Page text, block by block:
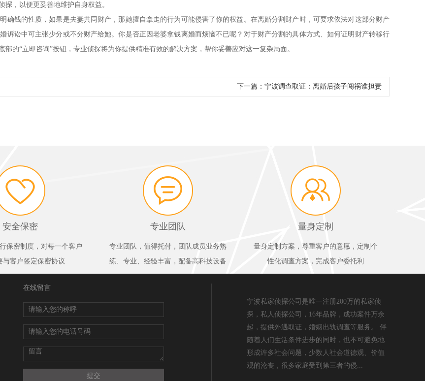
，以便更妥善地维护自身权益。
确钱的性质，如果是夫妻共同财产，那她擅自拿走的行为可能侵害了你的权益。在离婚分割财产时，可要求依法对这部分财产
诉讼中可主张少分或不分财产给她。你是否正因老婆拿钱离婚而烦恼不已呢？对于财产分割的具体方式、如何证明财产转移行
的“立即咨询”按钮，专业侦探将为你提供精准有效的解决方案，帮你妥善应对这一复杂局面。
下一篇： 宁波调查取证：离婚后孩子闯祸谁担责
安全保密
保密制度，对每一个客户
与客户签定保密协议
专业团队
专业团队，值得托付，团队成员业务熟
练、专业、经验丰富，配备高科技设备
量身定制
量身定制方案，尊重客户的意愿，定制个
性化调查方案，完成客户委托利
在线留言
宁波私家侦探公司是唯一注册200万的私家侦
探，私人侦探公司，16年品牌，成功案件万余
起，提供外遇取证，婚姻出轨调查等服务。 伴
随着人们生活条件进步的同时，也不可避免地
形成许多社会问题，少数人社会道德观、价值
观的沦丧，很多家庭受到第三者的侵...